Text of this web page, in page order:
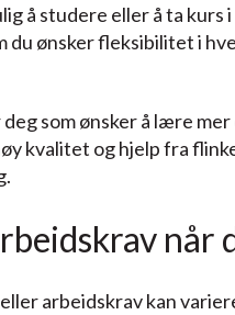
å studere eller å ta
du ønsker fleksibilitet i
som ønsker å lære
kvalitet og hjelp fra
når
arbeidskrav kan